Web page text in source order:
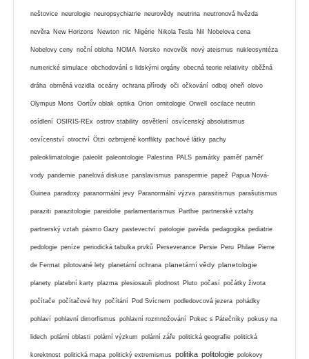
neštovice neurologie neuropsychiatrie neurovědy neutrina neutronová hvězda
nevěra New Horizons Newton nic Nigérie Nikola Tesla Nil Nobelova cena
Nobelovy ceny noční obloha NOMA Norsko novověk nový ateismus nukleosyntéza
numerické simulace obchodování s lidskými orgány obecná teorie relativity oběžná
dráha obrněná vozidla oceány ochrana přírody oči očkování odboj oheň olovo
Olympus Mons Oortův oblak optika Orion ornitologie Orwell oscilace neutrin
osídlení OSIRIS-REx ostrov stability osvětlení osvícenský absolutismus
osvícenství otroctví Ötzi ozbrojené konflikty pachové látky pachy
paleoklimatologie paleolit paleontologie Palestina PALS památky paměť paměť
vody pandemie panelová diskuse panslavismus panspermie papež Papua Nová-
Guinea paradoxy paranormální jevy Paranormální výzva parasitismus parašutismus
paraziti parazitologie pareidolie parlamentarismus Parthie partnerské vztahy
partnerský vztah pásmo Gazy pastevectví patologie pavěda pedagogika pediatrie
pedologie peníze periodická tabulka prvků Perseverance Persie Peru Philae Pierre
de Fermat pilotované lety planetární ochrana planetární vědy planetologie
planety platební karty plazma plesiosauři plodnost Pluto počasí počátky života
počítače počítačové hry počítání Pod Svícnem podledovcová jezera pohádky
pohlaví pohlavní dimorfismus pohlavní rozmnožování Pokec s Pátečníky pokusy na
lidech polární oblasti polární výzkum polární záře politická geografie politická
korektnost politická mapa politický extremismus politika politologie polokovy